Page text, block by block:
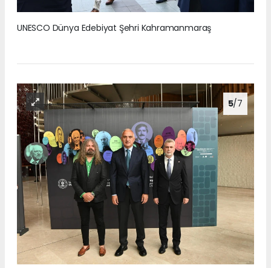
UNESCO Dünya Edebiyat Şehri Kahramanmaraş
5/7